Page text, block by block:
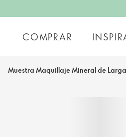
COMPRAR
Muestra Maquillaje Mineral de